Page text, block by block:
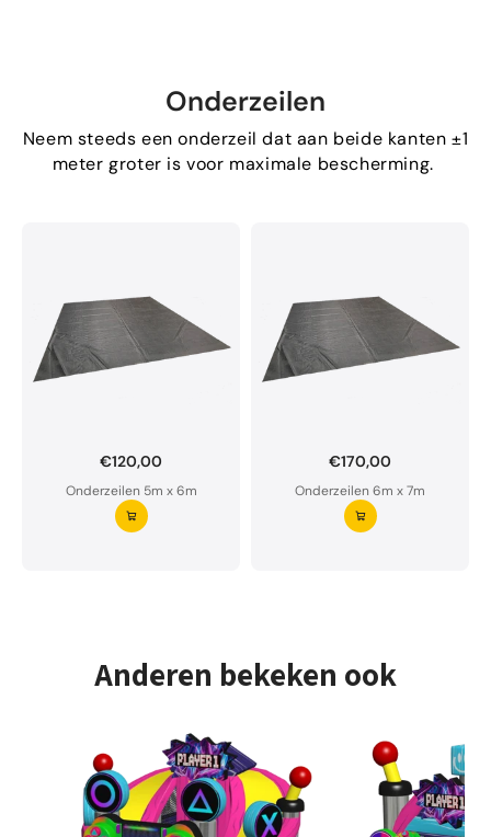
Onderzeilen
Neem steeds een onderzeil dat aan beide kanten ±1
meter groter is voor maximale bescherming.
€120,00
Onderzeilen 5m x 6m
€170,00
Onderzeilen 6m x 7m
Onderzeil op maat bestellen?
Ons onderzeil is waterdoorlatend en van premium
Anderen bekeken ook